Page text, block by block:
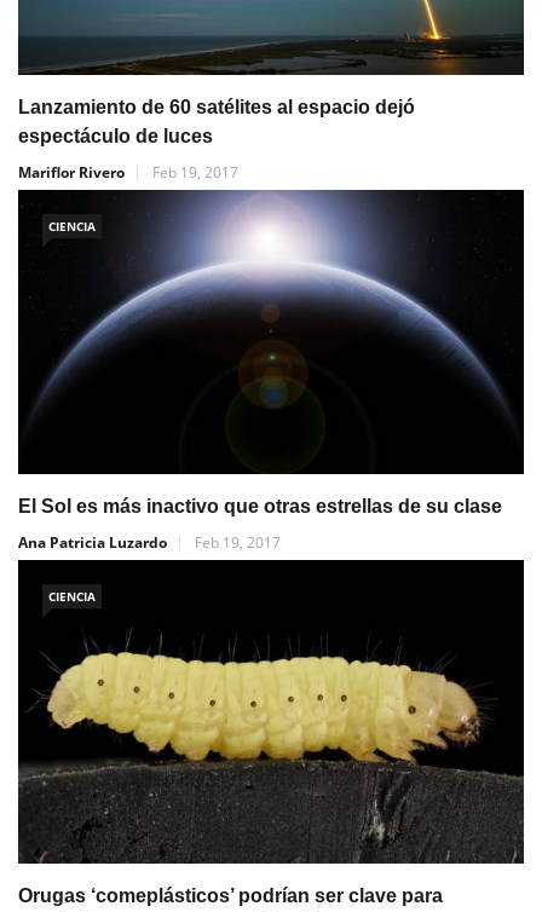
Lanzamiento de 60 satélites al espacio dejó
espectáculo de luces
Mariflor Rivero
Feb 19, 2017
CIENCIA
El Sol es más inactivo que otras estrellas de su clase
Ana Patricia Luzardo
Feb 19, 2017
CIENCIA
Orugas ‘comeplásticos’ podrían ser clave para